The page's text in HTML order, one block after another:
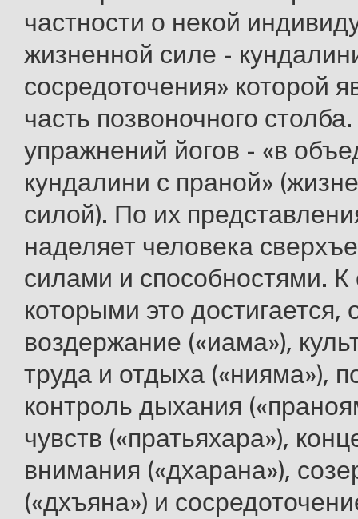
частности о некой
жизненной силе -
сосредоточения» которой
часть позвоночного
упражнений йогов - «в
кундалини с праной»
силой). По их
наделяет человека
силами и способностями. К
которыми это достигается,
воздержание («иама»),
труда и отдыха («нияма»),
контроль дыхания
чувств («пратьяхара»),
внимания («дхарана»),
(«дхъяна») и